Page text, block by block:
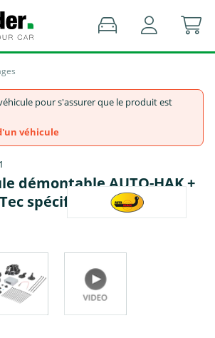
pour s'assurer que le produit est
véhicule
démontable AUTO-HAK +
spécifique 7 broches -